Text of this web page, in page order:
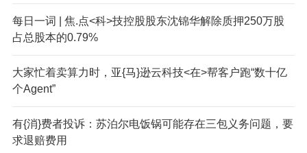
每日一词 | 焦.点<科>技控股股东沈锦华解除质押250万股
占总股本的0.79%
大家忙着卖算力时，亚{马}逊云科技<在>帮客户跑“数十亿
个Agent”
有{消}费者投诉：苏泊尔电饭锅可能存在三包义务问题，要
求退赔费用